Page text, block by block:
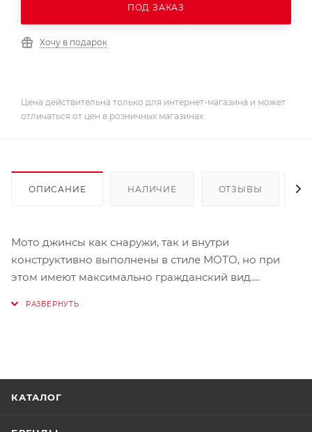
ПОД ЗАКАЗ
Хочу в подарок
Цена действительна только для интернет-магазина и может
отличаться от цен в розничных магазинах
ОПИСАНИЕ НАЛИЧИЕ ОТЗЫВЫ
Мото джинсы как снаружи, так и внутри
конструктивно выполнены в стиле МОТО, но при
этом имеют максимально гражданский вид.
Особенности:
КАТАЛОГ